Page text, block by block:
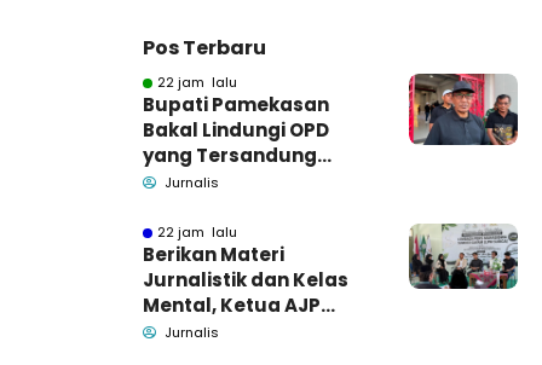
Pos Terbaru
22 jam lalu
Bupati Pamekasan
Bakal Lindungi OPD
yang Tersandung
Dugaan Korupsi
Jurnalis
22 jam lalu
Berikan Materi
Jurnalistik dan Kelas
Mental, Ketua AJP
Bakar Semangat LPM
Jurnalis